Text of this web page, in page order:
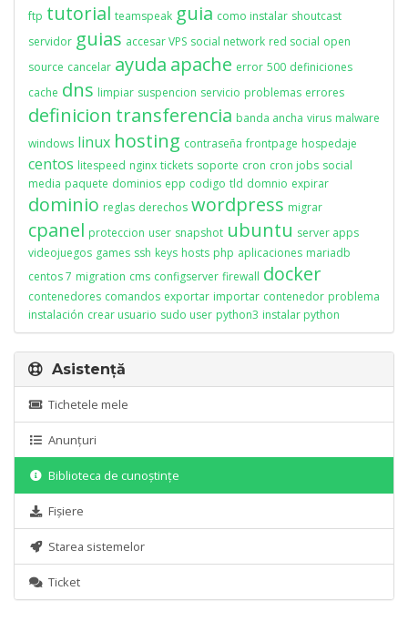
ftp tutorial teamspeak guia como instalar shoutcast
servidor guias accesar VPS social network red social open
source cancelar ayuda apache error 500 definiciones
cache dns limpiar suspencion servicio problemas errores
definicion transferencia banda ancha virus malware
windows linux hosting contraseña frontpage hospedaje
centos litespeed nginx tickets soporte cron cron jobs social
media paquete dominios epp codigo tld domnio expirar
dominio reglas derechos wordpress migrar
cpanel proteccion user snapshot ubuntu server apps
videojuegos games ssh keys hosts php aplicaciones mariadb
centos 7 migration cms configserver firewall docker
contenedores comandos exportar importar contenedor problema
instalación crear usuario sudo user python3 instalar python
Asistență
Tichetele mele
Anunțuri
Biblioteca de cunoștințe
Fișiere
Starea sistemelor
Ticket